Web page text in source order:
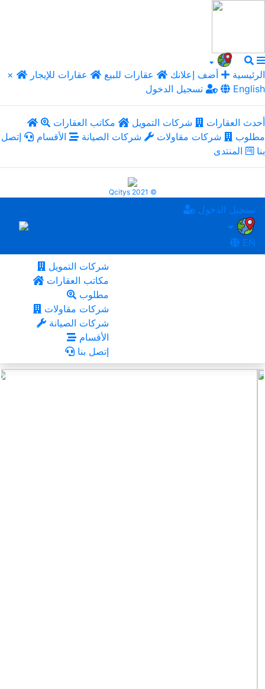
× الرئيسية أضف إعلانك عقارات للبيع
عقارات للإيجار
تسجيل الدخول
English
أحدث العقارات شركات التمويل
مكاتب العقارات
مطلوب
شركات مقاولات شركات الصيانة الأقسام
إتصل
بنا
المنتدى
Qcitys 2021 ©
تسجيل الدخول
EN
شركات التمويل
مكاتب العقارات
مطلوب
شركات مقاولات
شركات الصيانة
الأقسام
إتصل بنا